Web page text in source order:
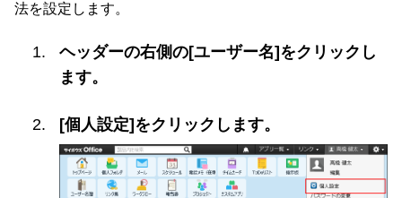
法を設定します。
ヘッダーの右側の[ユーザー名]をクリックし
ます。
[個人設定]をクリックします。